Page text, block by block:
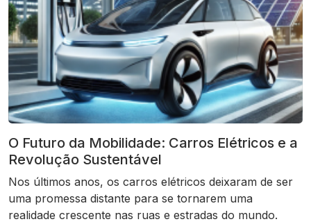
O Futuro da Mobilidade: Carros Elétricos e a
Revolução Sustentável
Nos últimos anos, os carros elétricos deixaram de ser
uma promessa distante para se tornarem uma
realidade crescente nas ruas e estradas do mundo.